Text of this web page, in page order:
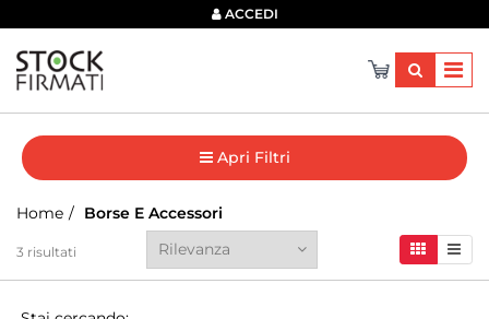
ACCEDI
Apri Filtri
Home Borse E Accessori
3 risultati